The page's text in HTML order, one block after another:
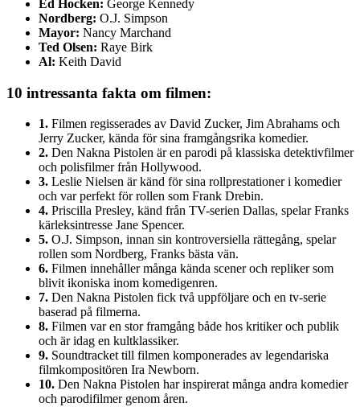
Ed Hocken: George Kennedy
Nordberg: O.J. Simpson
Mayor: Nancy Marchand
Ted Olsen: Raye Birk
Al: Keith David
10 intressanta fakta om filmen:
1. Filmen regisserades av David Zucker, Jim Abrahams och
Jerry Zucker, kända för sina framgångsrika komedier.
2. Den Nakna Pistolen är en parodi på klassiska detektivfilmer
och polisfilmer från Hollywood.
3. Leslie Nielsen är känd för sina rollprestationer i komedier
och var perfekt för rollen som Frank Drebin.
4. Priscilla Presley, känd från TV-serien Dallas, spelar Franks
kärleksintresse Jane Spencer.
5. O.J. Simpson, innan sin kontroversiella rättegång, spelar
rollen som Nordberg, Franks bästa vän.
6. Filmen innehåller många kända scener och repliker som
blivit ikoniska inom komedigenren.
7. Den Nakna Pistolen fick två uppföljare och en tv-serie
baserad på filmerna.
8. Filmen var en stor framgång både hos kritiker och publik
och är idag en kultklassiker.
9. Soundtracket till filmen komponerades av legendariska
filmkompositören Ira Newborn.
10. Den Nakna Pistolen har inspirerat många andra komedier
och parodifilmer genom åren.